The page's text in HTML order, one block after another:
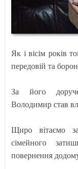
Як і вісім років
передовій та
За його
Володимир став
Щиро вітаємо
сімейного
повернення